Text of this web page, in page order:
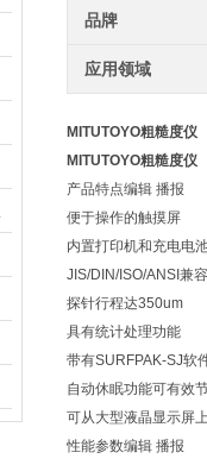
品牌
应用领域
MITUTOYO粗糙度仪
MITUTOYO粗糙度仪
产品特点编辑 播报
便于操作的触摸屏
内置打印机和充电电
JIS/DIN/ISO/ANSI兼
探针行程达350um
具有统计处理功能
带有SURFPAK-SJ软
自动休眠功能可有效
可从大型液晶显示屏
性能参数编辑 播报